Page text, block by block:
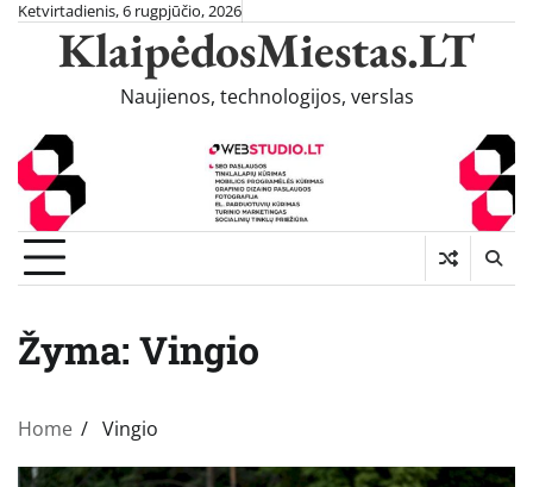
Skip
content
Ketvirtadienis, 6 rugpjūčio, 2026
KlaipėdosMiestas.LT
Naujienos, technologijos, verslas
Žyma: Vingio
Home Vingio